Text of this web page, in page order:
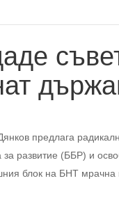
предлага
развитие (ББР) и
блок на БНТ мрачна